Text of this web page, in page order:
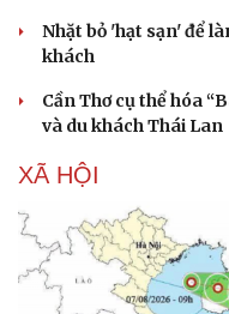
Nhặt bỏ 'hạt sạn' để
khách
Cần Thơ cụ thể hóa
và du khách Thái Lan
XÃ HỘI